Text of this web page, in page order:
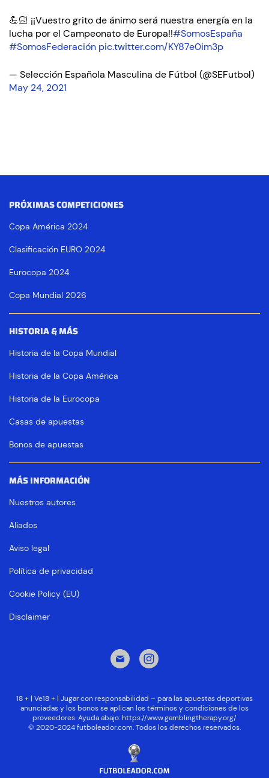
💪🏻 ¡¡Vuestro grito de ánimo será nuestra energía en la
lucha por el Campeonato de Europa!!#SomosEspaña
#SomosFederación pic.twitter.com/KY87e0im3p
— Selección Española Masculina de Fútbol (@SEFutbol)
May 24, 2021
PRÓXIMAS COMPETICIONES
Copa América 2024
Clasificación EURO 2024
Eurocopa 2024
Copa Mundial 2026
HISTORIA & MÁS
Historia de la Copa Mundial
Historia de la Copa América
Historia de la Eurocopa
Casas de apuestas
Bonos de apuestas
MÁS INFORMACIÓN
Nuestros autores
Aliados
Aviso legal
Política de privacidad
Cookie Policy (EU)
Disclaimer
18 + | Ve18 + | Jugar con responsabilidad – para las apuestas deportivas
anunciadas y los bonos se aplican los términos y condiciones de los
proveedores. Ayuda abajo:https://www.gamblingtherapy.org/
© 2020-2024 futboleador.com. Todos los derechos reservados.